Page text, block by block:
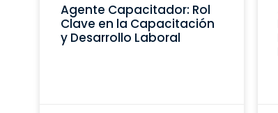
Agente Capacitador: Rol
Clave en la Capacitación
y Desarrollo Laboral